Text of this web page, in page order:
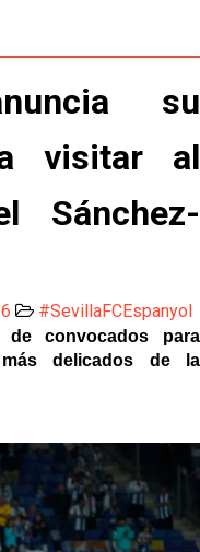
por la mala
Federación
de LaLiga
un paso adelante
cinco fichajes
firmar su nuevo
al Genoa
su
visitar al
Sánchez-
#SevillaFCEspanyol
de convocados para
delicados de la